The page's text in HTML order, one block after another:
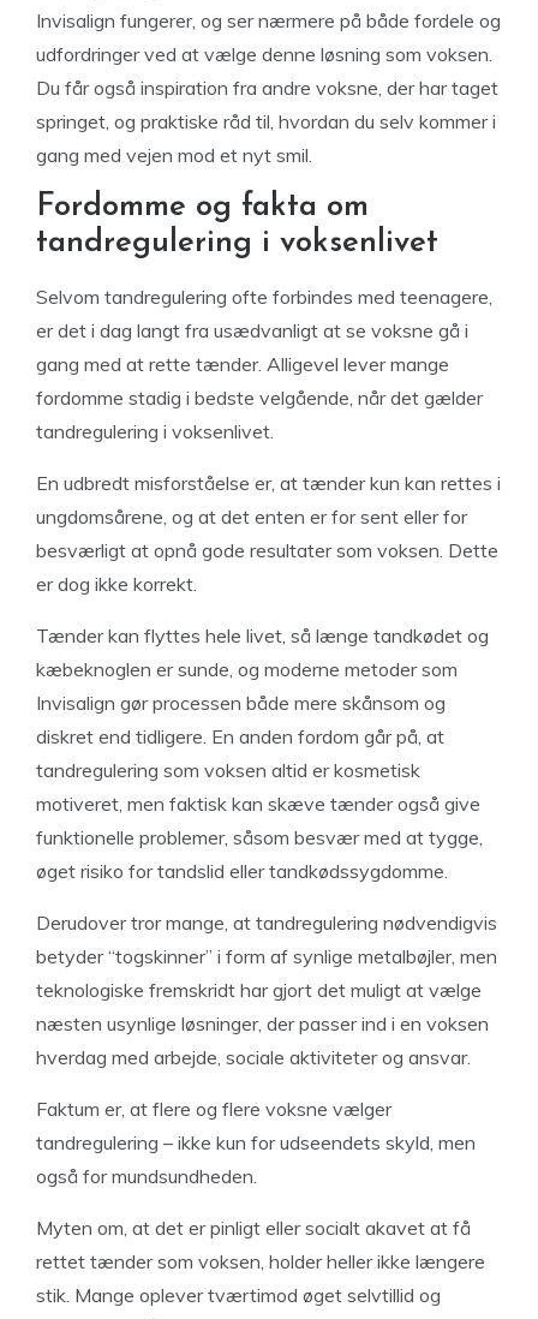
Invisalign fungerer, og ser nærmere på både fordele og
udfordringer ved at vælge denne løsning som voksen.
Du får også inspiration fra andre voksne, der har taget
springet, og praktiske råd til, hvordan du selv kommer i
gang med vejen mod et nyt smil.
Fordomme og fakta om
tandregulering i voksenlivet
Selvom tandregulering ofte forbindes med teenagere,
er det i dag langt fra usædvanligt at se voksne gå i
gang med at rette tænder. Alligevel lever mange
fordomme stadig i bedste velgående, når det gælder
tandregulering i voksenlivet.
En udbredt misforståelse er, at tænder kun kan rettes i
ungdomsårene, og at det enten er for sent eller for
besværligt at opnå gode resultater som voksen. Dette
er dog ikke korrekt.
Tænder kan flyttes hele livet, så længe tandkødet og
kæbeknoglen er sunde, og moderne metoder som
Invisalign gør processen både mere skånsom og
diskret end tidligere. En anden fordom går på, at
tandregulering som voksen altid er kosmetisk
motiveret, men faktisk kan skæve tænder også give
funktionelle problemer, såsom besvær med at tygge,
øget risiko for tandslid eller tandkødssygdomme.
Derudover tror mange, at tandregulering nødvendigvis
betyder “togskinner” i form af synlige metalbøjler, men
teknologiske fremskridt har gjort det muligt at vælge
næsten usynlige løsninger, der passer ind i en voksen
hverdag med arbejde, sociale aktiviteter og ansvar.
Faktum er, at flere og flere voksne vælger
tandregulering – ikke kun for udseendets skyld, men
også for mundsundheden.
Myten om, at det er pinligt eller socialt akavet at få
rettet tænder som voksen, holder heller ikke længere
stik. Mange oplever tværtimod øget selvtillid og